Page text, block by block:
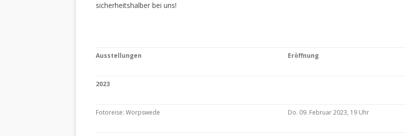
sicherheitshalber bei uns!
Ausstellungen Eröffnung
2023
Fotoreise: Worpswede Do. 09. Februar 2023, 19 Uhr